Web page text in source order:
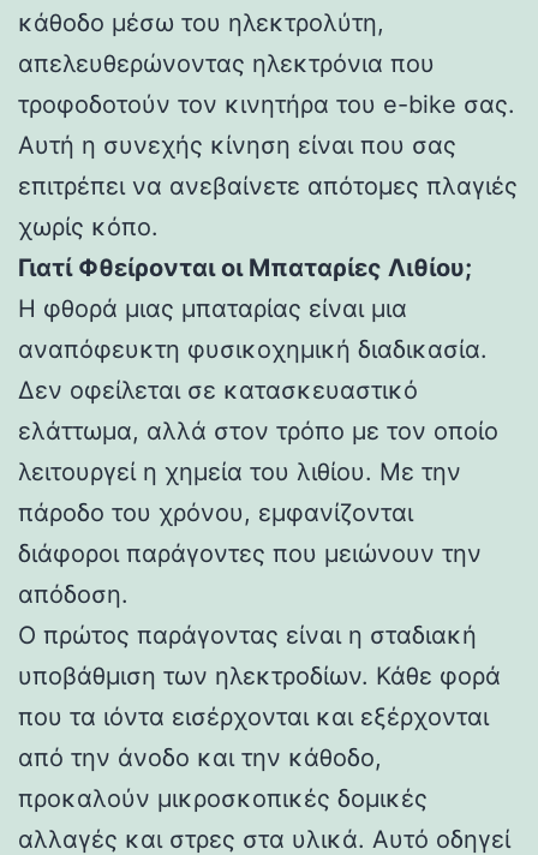
κάθοδο μέσω του ηλεκτρολύτη,
απελευθερώνοντας ηλεκτρόνια που
τροφοδοτούν τον κινητήρα του e-bike σας.
Αυτή η συνεχής κίνηση είναι που σας
επιτρέπει να ανεβαίνετε απότομες πλαγιές
χωρίς κόπο.
Γιατί Φθείρονται οι Μπαταρίες Λιθίου;
Η φθορά μιας μπαταρίας είναι μια
αναπόφευκτη φυσικοχημική διαδικασία.
Δεν οφείλεται σε κατασκευαστικό
ελάττωμα, αλλά στον τρόπο με τον οποίο
λειτουργεί η χημεία του λιθίου. Με την
πάροδο του χρόνου, εμφανίζονται
διάφοροι παράγοντες που μειώνουν την
απόδοση.
Ο πρώτος παράγοντας είναι η σταδιακή
υποβάθμιση των ηλεκτροδίων. Κάθε φορά
που τα ιόντα εισέρχονται και εξέρχονται
από την άνοδο και την κάθοδο,
προκαλούν μικροσκοπικές δομικές
αλλαγές και στρες στα υλικά. Αυτό οδηγεί